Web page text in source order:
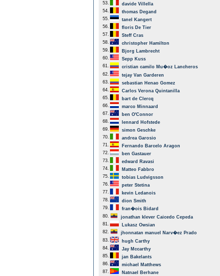
53.
davide Villella
54.
thomas Degand
55.
tanel Kangert
56.
floris De Tier
57.
Steff Cras
58.
christopher Hamilton
59.
Bjorg Lambrecht
60.
Sepp Kuss
61.
cristian camilo Mu�oz Lancheros
62.
tejay Van Garderen
63.
sebastian Henao Gomez
64.
Carlos Verona Quintanilla
65.
bart de Clercq
66.
marco Minnaard
67.
ben O'Connor
68.
lennard Hofstede
69.
simon Geschke
70.
andrea Garosio
71.
Fernando Barcelo Aragon
72.
ben Gastauer
73.
edward Ravasi
74.
Matteo Fabbro
75.
tobias Ludvigsson
76.
peter Stetina
77.
kevin Ledanois
78.
dion Smith
79.
fran�ois Bidard
80.
jonathan klever Caicedo Cepeda
81.
Lukasz Owsian
82.
jhonnatan manuel Narv�ez Prado
83.
hugh Carthy
84.
Jay Mccarthy
85.
jan Bakelants
86.
michael Matthews
87.
Natnael Berhane